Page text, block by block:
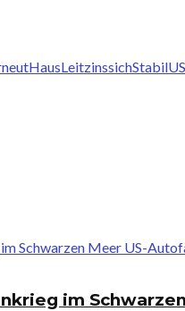
HausLeitzinssichStabil
im